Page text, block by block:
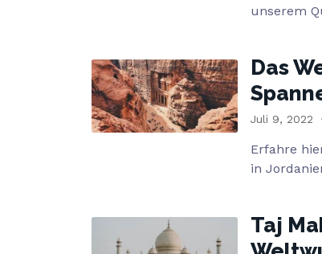
unserem
Das
Juli 9, 2022
Erfahre
in
Taj